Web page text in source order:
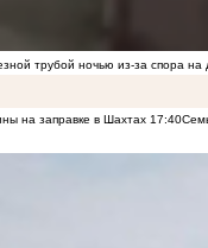
трубой ночью из-за спора на
на заправке в Шахтах 17:40